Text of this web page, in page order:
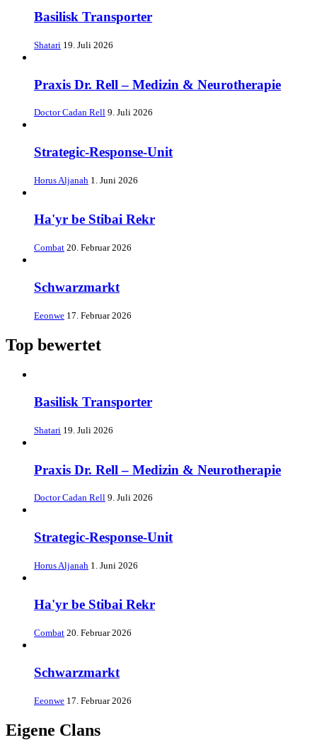
Basilisk Transporter
Shatari 19. Juli 2026
Praxis Dr. Rell – Medizin & Neurotherapie
Doctor Cadan Rell 9. Juli 2026
Strategic-Response-Unit
Horus Aljanah 1. Juni 2026
Ha'yr be Stibai Rekr
Combat 20. Februar 2026
Schwarzmarkt
Eeonwe 17. Februar 2026
Top bewertet
Basilisk Transporter
Shatari 19. Juli 2026
Praxis Dr. Rell – Medizin & Neurotherapie
Doctor Cadan Rell 9. Juli 2026
Strategic-Response-Unit
Horus Aljanah 1. Juni 2026
Ha'yr be Stibai Rekr
Combat 20. Februar 2026
Schwarzmarkt
Eeonwe 17. Februar 2026
Eigene Clans